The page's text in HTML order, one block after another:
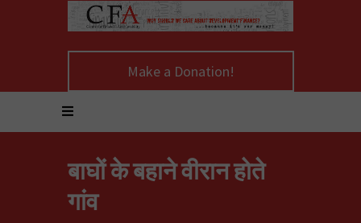
Make a Donation!
बाघों के बहाने वीरान होते
गांव